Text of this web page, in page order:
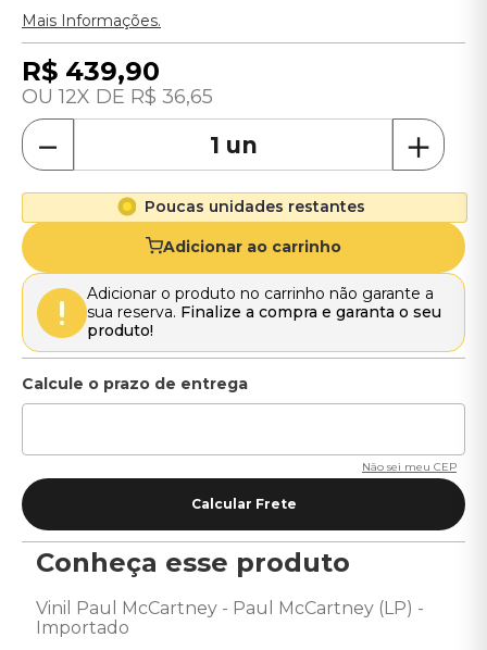
Mais Informações.
R$ 439,90
12 R$ 36,65
＋
－
Poucas unidades restantes
Adicionar ao carrinho
Adicionar o produto no carrinho não garante a
sua reserva. Finalize a compra e garanta o seu
produto!
Não sei meu CEP
Conheça esse produto
Vinil Paul McCartney - Paul McCartney (LP) -
Importado